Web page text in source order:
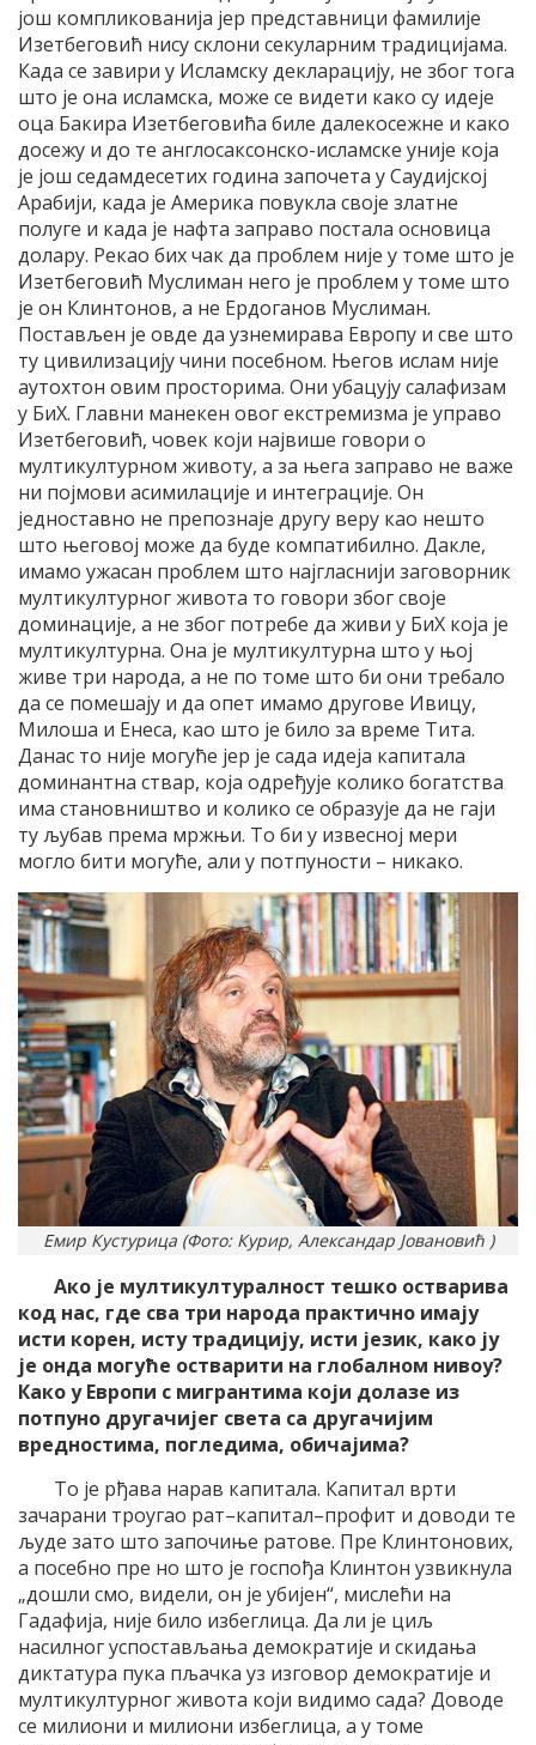
још компликованија јер представници фамилије
Изетбеговић нису склони секуларним традицијама.
Када се завири у Исламску декларацију, не због тога
што је она исламска, може се видети како су идеје
оца Бакира Изетбеговића биле далекосежне и како
досежу и до те англосаксонско-исламске уније која
је још седамдесетих година започета у Саудијској
Арабији, када је Америка повукла своје златне
полуге и када је нафта заправо постала основица
долару. Рекао бих чак да проблем није у томе што је
Изетбеговић Муслиман него је проблем у томе што
је он Клинтонов, а не Ердоганов Муслиман.
Постављен је овде да узнемирава Европу и све што
ту цивилизацију чини посебном. Његов ислам није
аутохтон овим просторима. Они убацују салафизам
у БиХ. Главни манекен овог екстремизма је управо
Изетбеговић, човек који највише говори о
мултикултурном животу, а за њега заправо не важе
ни појмови асимилације и интеграције. Он
једноставно не препознаје другу веру као нешто
што његовој може да буде компатибилно. Дакле,
имамо ужасан проблем што најгласнији заговорник
мултикултурног живота то говори због своје
доминације, а не због потребе да живи у БиХ која је
мултикултурна. Она је мултикултурна што у њој
живе три народа, а не по томе што би они требало
да се помешају и да опет имамо другове Ивицу,
Милоша и Енеса, као што је било за време Тита.
Данас то није могуће јер је сада идеја капитала
доминантна ствар, која одређује колико богатства
има становништво и колико се образује да не гаји
ту љубав према мржњи. То би у извесној мери
могло бити могуће, али у потпуности – никако.
Емир Кустурица (Фото: Курир, Александар Јовановић )
Ако је мултикултуралност тешко остварива
код нас, где сва три народа практично имају
исти корен, исту традицију, исти језик, како ју
је онда могуће остварити на глобалном нивоу?
Како у Европи с мигрантима који долазе из
потпуно другачијег света са другачијим
вредностима, погледима, обичајима?
То је рђава нарав капитала. Капитал врти
зачарани троугао рат–капитал–профит и доводи те
људе зато што започиње ратове. Пре Клинтонових,
а посебно пре но што је госпођа Клинтон узвикнула
„дошли смо, видели, он је убијен“, мислећи на
Гадафија, није било избеглица. Да ли је циљ
насилног успостављања демократије и скидања
диктатура пука пљачка уз изговор демократије и
мултикултурног живота који видимо сада? Доводе
се милиони и милиони избеглица, а у томе